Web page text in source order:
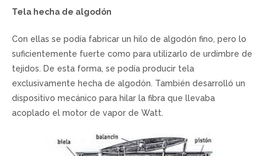
Tela hecha de algodón
Con ellas se podía fabricar un hilo de algodón fino, pero lo
suficientemente fuerte como para utilizarlo de urdimbre de
tejidos. De esta forma, se podía producir tela
exclusivamente hecha de algodón. También desarrolló un
dispositivo mecánico para hilar la fibra que llevaba
acoplado el motor de vapor de Watt.